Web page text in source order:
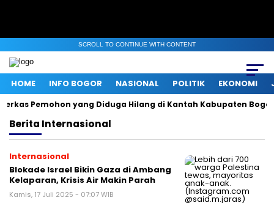
SCROLL TO CONTINUE WITH CONTENT
HOME INFO BOGOR NASIONAL POLITIK EKONOMI
Pemohon yang Diduga Hilang di Kantah Kabupaten Bogor I
Berita Internasional
Internasional
Blokade Israel Bikin Gaza di Ambang
Kelaparan, Krisis Air Makin Parah
Kamis, 17 Juli 2025 - 07:07 WIB